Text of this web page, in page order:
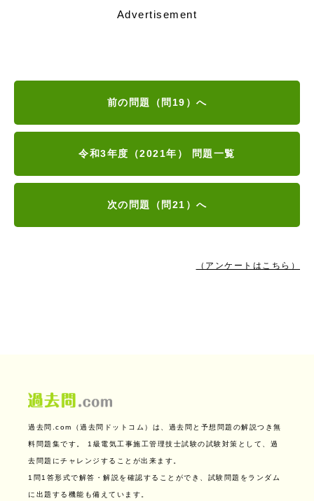
Advertisement
前の問題（問19）へ
令和3年度（2021年） 問題一覧
次の問題（問21）へ
（アンケートはこちら）
過去問.com（過去問ドットコム）は、過去問と予想問題の解説つき無
料問題集です。 1級電気工事施工管理技士試験の試験対策として、過
去問題にチャレンジすることが出来ます。
1問1答形式で解答・解説を確認することができ、試験問題をランダム
に出題する機能も備えています。